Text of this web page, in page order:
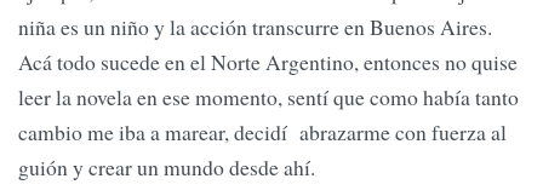
niña es un niño y la acción transcurre en Buenos Aires.
Acá todo sucede en el Norte Argentino, entonces no quise
leer la novela en ese momento, sentí que como había tanto
cambio me iba a marear, decidí abrazarme con fuerza al
guión y crear un mundo desde ahí.